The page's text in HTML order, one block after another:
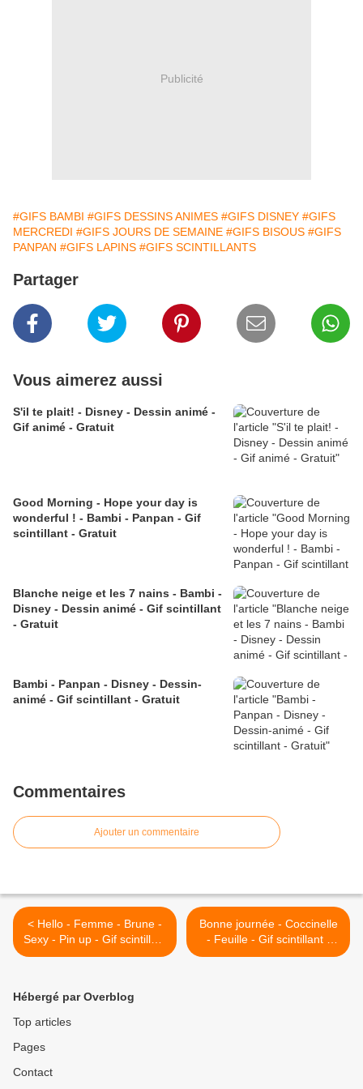
Publicité
#GIFS BAMBI #GIFS DESSINS ANIMES #GIFS DISNEY #GIFS
MERCREDI #GIFS JOURS DE SEMAINE #GIFS BISOUS #GIFS
PANPAN #GIFS LAPINS #GIFS SCINTILLANTS
Partager
Vous aimerez aussi
S'il te plait! - Disney - Dessin animé -
Gif animé - Gratuit
Good Morning - Hope your day is
wonderful ! - Bambi - Panpan - Gif
scintillant - Gratuit
Blanche neige et les 7 nains - Bambi -
Disney - Dessin animé - Gif scintillant
- Gratuit
Bambi - Panpan - Disney - Dessin-
animé - Gif scintillant - Gratuit
Commentaires
Ajouter un commentaire
< Hello - Femme - Brune -
Sexy - Pin up - Gif scintillant
- Gratuit
Bonne journée - Coccinelle
- Feuille - Gif scintillant -
Gratuit >
Hébergé par Overblog
Top articles
Pages
Contact